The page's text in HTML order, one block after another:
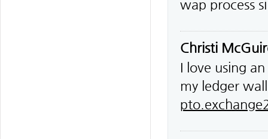
wap process
Christi
I love using
my ledger